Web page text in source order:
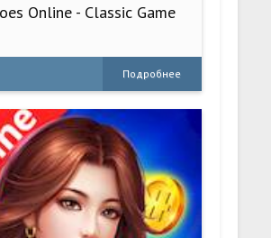
Online - Classic Game
Подробнее